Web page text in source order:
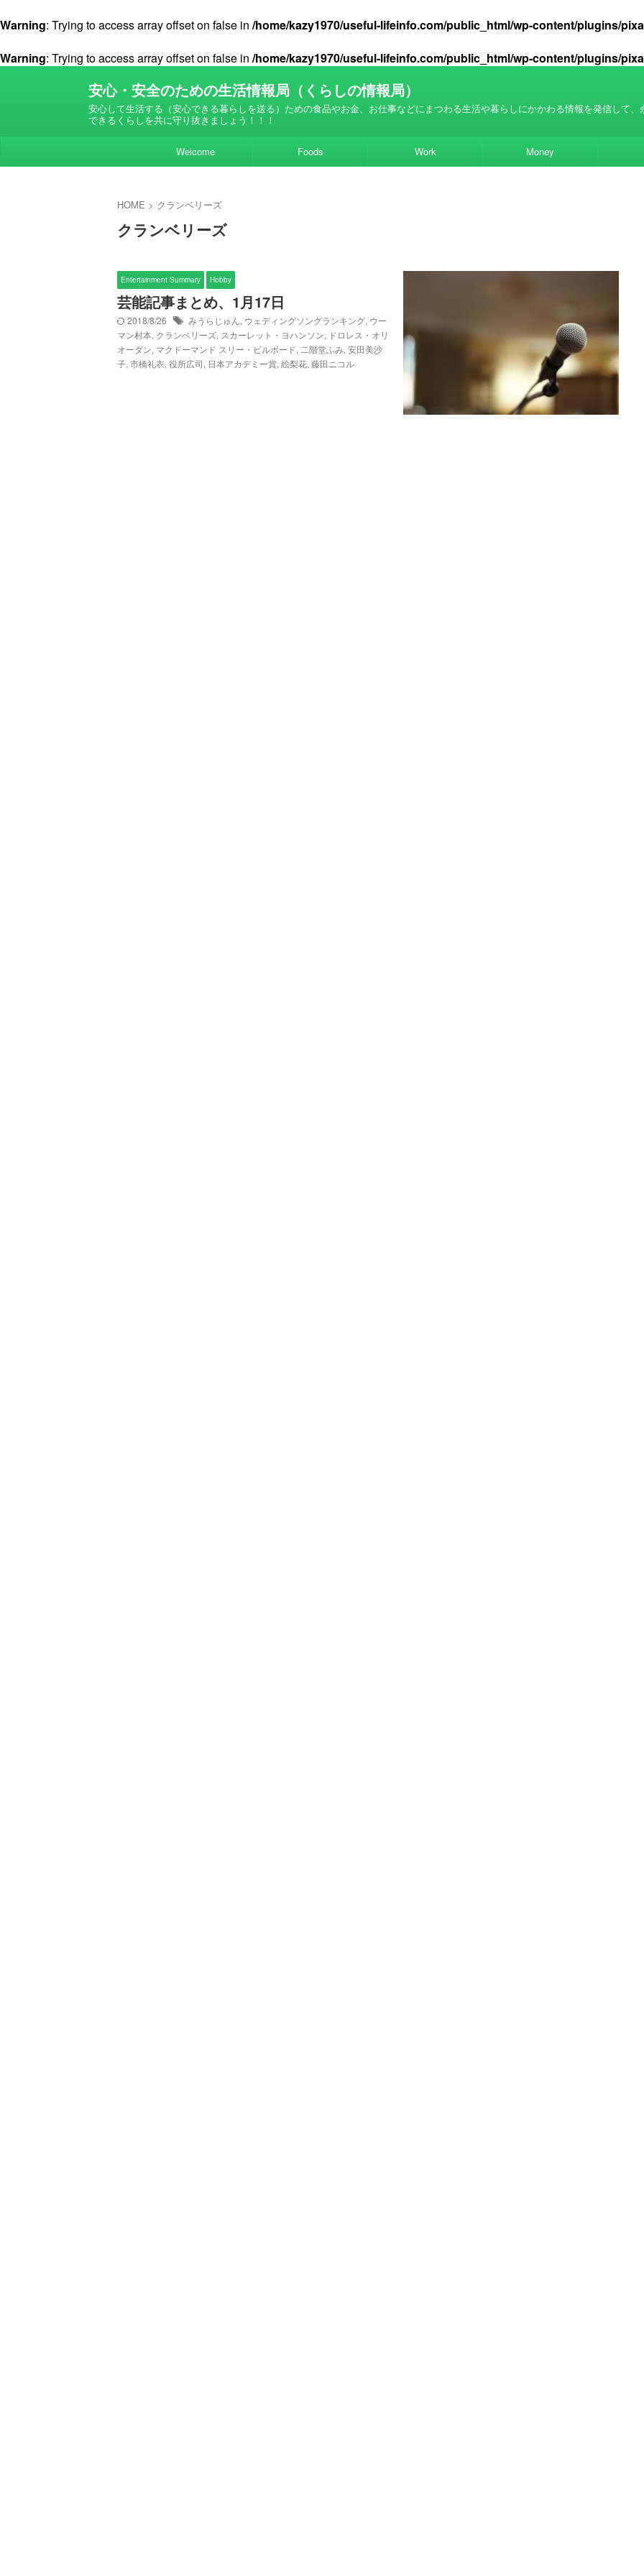
Warning: Trying to access array offset on false in /home/kazy1970/useful-lifeinfo.com/public_html/wp-content/plugins/
Warning: Trying to access array offset on false in /home/kazy1970/useful-lifeinfo.com/public_html/wp-content/plugins/
安心・安全のための生活情報局（くらしの情報局）
安心して生活する（安心できる暮らしを送る）ための食品やお金、お仕事などにまつわる生活や暮らしにかかわる情報を発信して
できるくらしを共に守り抜きましょう！！！
Welcome Foods Work Money
HOME > クランベリーズ
クランベリーズ
Entertainment Summary Hobby
芸能記事まとめ、1月17日
2018/8/26 みうらじゅん, ウェディングソングランキング, ウー
マン村本, クランベリーズ, スカーレット・ヨハンソン, ドロレス・オリ
オーダン, マクドーマンド スリー・ビルボード, 二階堂ふみ, 安田美沙
子, 市橋礼衣, 役所広司, 日本アカデミー賞, 絵梨花, 藤田ニコル